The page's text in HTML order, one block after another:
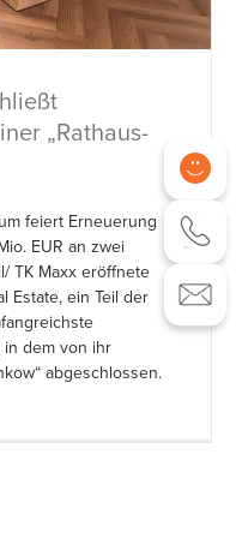
„Rathaus-
feiert Erneuerung
EUR an zwei
TK Maxx eröffnete
Estate, ein Teil der
dem von ihr
abgeschlossen.